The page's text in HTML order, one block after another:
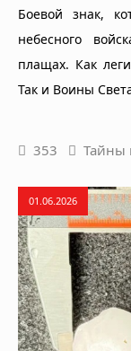
Боевой знак,
небесного
плащах. Как
Так и Воины
353 Тайны
01.06.2026